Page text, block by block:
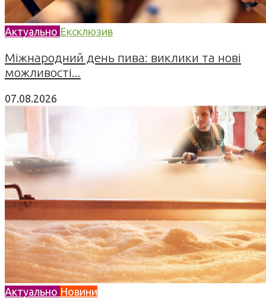
Актуально Ексклюзив
Міжнародний день пива: виклики та нові
можливості...
07.08.2026
Актуально Новини